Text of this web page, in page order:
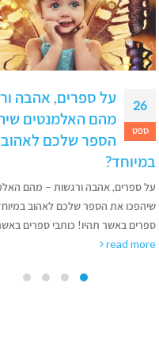
10
פבר
שיווק ספרים
החברתיות:
להצלחה
בעידן הדיגיטלי, הרשתות החברתיות הן
בשיווק ספרים. הן מאפשרות לסופרים
לאור להגיע לקהל רחב במהירות
read more